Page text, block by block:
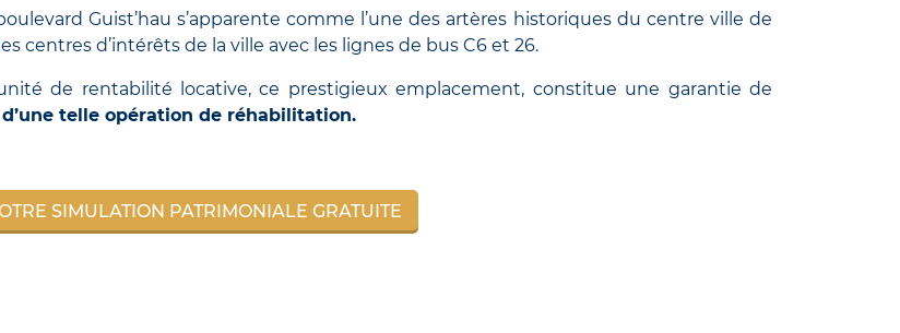
Guist’hau s’apparente comme l’une des artères historiques du centre ville de
centres d’intérêts de la ville avec les lignes de bus C6 et 26.
de rentabilité locative, ce prestigieux emplacement, constitue une garantie de
telle opération de réhabilitation.
SIMULATION PATRIMONIALE GRATUITE